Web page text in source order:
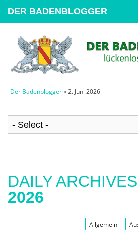
DER BADENBLOGGER
Der Badenblogger» 2. Juni 2026
DAILY
2026
Allgemein